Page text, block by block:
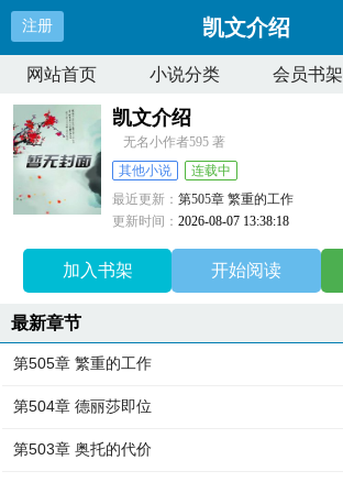
注册 凯文介绍
网站首页 小说分类 会员书架
凯文介绍
无名小作者595 著
其他小说
连载中
最近更新：第505章 繁重的工作
更新时间：2026-08-07 13:38:18
加入书架 开始阅读
最新章节
第505章 繁重的工作
第504章 德丽莎即位
第503章 奥托的代价